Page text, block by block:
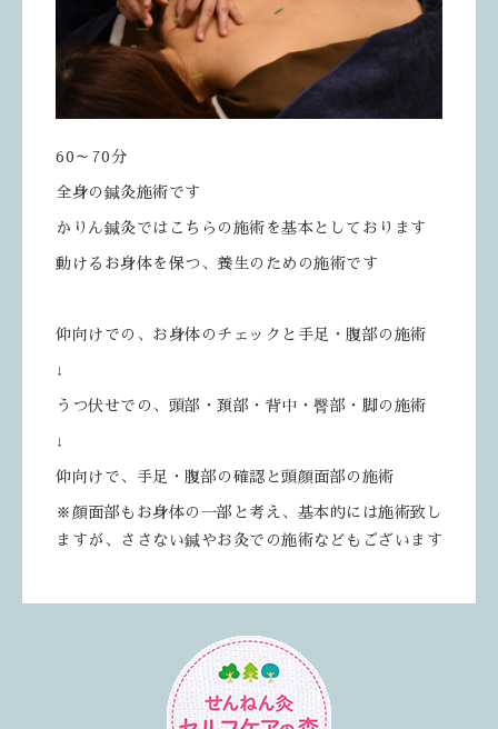
60～70分
全身の鍼灸施術です
かりん鍼灸ではこちらの施術を基本としております
動けるお身体を保つ、養生のための施術です
仰向けでの、お身体のチェックと手足・腹部の施術
↓
うつ伏せでの、頭部・頚部・背中・臀部・脚の施術
↓
仰向けで、手足・腹部の確認と頭顔面部の施術
※顔面部もお身体の一部と考え、基本的には施術致し
ますが、ささない鍼やお灸での施術などもございます